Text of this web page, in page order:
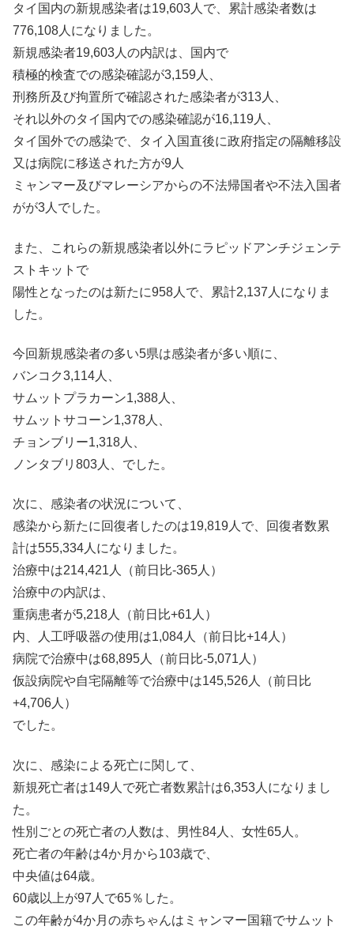
タイ国内の新規感染者は19,603人で、累計感染者数は
776,108人になりました。
新規感染者19,603人の内訳は、国内で
積極的検査での感染確認が3,159人、
刑務所及び拘置所で確認された感染者が313人、
それ以外のタイ国内での感染確認が16,119人、
タイ国外での感染で、タイ入国直後に政府指定の隔離移設
又は病院に移送された方が9人
ミャンマー及びマレーシアからの不法帰国者や不法入国者
がが3人でした。
また、これらの新規感染者以外にラピッドアンチジェンテ
ストキットで
陽性となったのは新たに958人で、累計2,137人になりま
した。
今回新規感染者の多い5県は感染者が多い順に、
バンコク3,114人、
サムットプラカーン1,388人、
サムットサコーン1,378人、
チョンブリー1,318人、
ノンタブリ803人、でした。
次に、感染者の状況について、
感染から新たに回復者したのは19,819人で、回復者数累
計は555,334人になりました。
治療中は214,421人（前日比-365人）
治療中の内訳は、
重病患者が5,218人（前日比+61人）
内、人工呼吸器の使用は1,084人（前日比+14人）
病院で治療中は68,895人（前日比-5,071人）
仮設病院や自宅隔離等で治療中は145,526人（前日比
+4,706人）
でした。
次に、感染による死亡に関して、
新規死亡者は149人で死亡者数累計は6,353人になりまし
た。
性別ごとの死亡者の人数は、男性84人、女性65人。
死亡者の年齢は4か月から103歳で、
中央値は64歳。
60歳以上が97人で65％した。
この年齢が4か月の赤ちゃんはミャンマー国籍でサムット